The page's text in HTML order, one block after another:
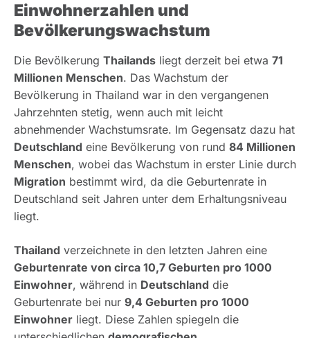
Einwohnerzahlen und
Bevölkerungswachstum
Die Bevölkerung Thailands liegt derzeit bei etwa 71
Millionen Menschen. Das Wachstum der
Bevölkerung in Thailand war in den vergangenen
Jahrzehnten stetig, wenn auch mit leicht
abnehmender Wachstumsrate. Im Gegensatz dazu hat
Deutschland eine Bevölkerung von rund 84 Millionen
Menschen, wobei das Wachstum in erster Linie durch
Migration bestimmt wird, da die Geburtenrate in
Deutschland seit Jahren unter dem Erhaltungsniveau
liegt.
Thailand verzeichnete in den letzten Jahren eine
Geburtenrate von circa 10,7 Geburten pro 1000
Einwohner, während in Deutschland die
Geburtenrate bei nur 9,4 Geburten pro 1000
Einwohner liegt. Diese Zahlen spiegeln die